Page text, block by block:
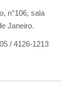
n°106, sala
Janeiro.
/ 4126-1213